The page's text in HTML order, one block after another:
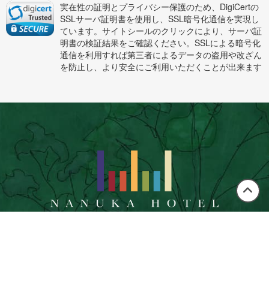
実在性の証明とプライバシー保護のため、DigiCertの
SSLサーバ証明書を使用し、SSL暗号化通信を実現し
ています。サイトシールのクリックにより、サーバ証
明書の検証結果をご確認ください。SSLによる暗号化
通信を利用すれば第三者によるデータの盗用や改ざん
を防止し、より安全にご利用いただくことが出来ます